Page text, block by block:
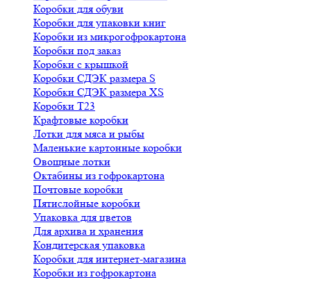
Коробки для обуви
Коробки для упаковки книг
Коробки из микрогофрокартона
Коробки под заказ
Коробки с крышкой
Коробки СДЭК размера S
Коробки СДЭК размера XS
Коробки Т23
Крафтовые коробки
Лотки для мяса и рыбы
Маленькие картонные коробки
Овощные лотки
Октабины из гофрокартона
Почтовые коробки
Пятислойные коробки
Упаковка для цветов
Для архива и хранения
Кондитерская упаковка
Коробки для интернет-магазина
Коробки из гофрокартона